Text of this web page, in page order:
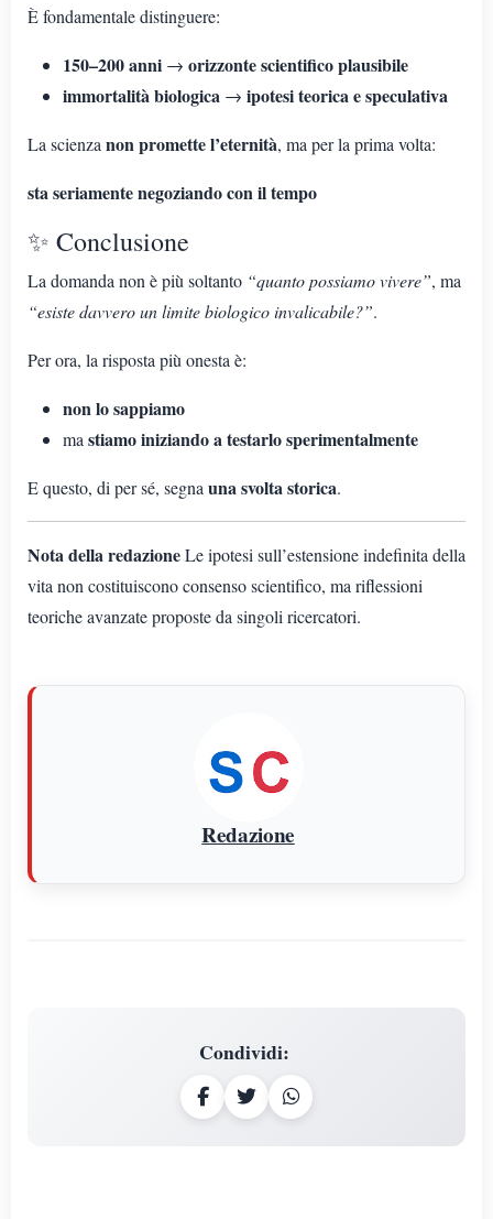
È fondamentale distinguere:
150–200 anni → orizzonte scientifico plausibile
immortalità biologica → ipotesi teorica e speculativa
La scienza non promette l’eternità, ma per la prima volta:
sta seriamente negoziando con il tempo
✨ Conclusione
La domanda non è più soltanto “quanto possiamo vivere”, ma
“esiste davvero un limite biologico invalicabile?”.
Per ora, la risposta più onesta è:
non lo sappiamo
ma stiamo iniziando a testarlo sperimentalmente
E questo, di per sé, segna una svolta storica.
Nota della redazioneLe ipotesi sull’estensione indefinita della
vita non costituiscono consenso scientifico, ma riflessioni
teoriche avanzate proposte da singoli ricercatori.
Redazione
Condividi: